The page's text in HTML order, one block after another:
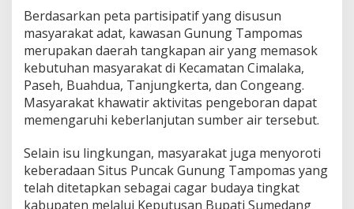
g
T
m
p
o
m
a
s
Berdasarkan peta partisipatif yang disusun
masyarakat adat, kawasan Gunung Tampomas
merupakan daerah tangkapan air yang memasok
kebutuhan masyarakat di Kecamatan Cimalaka,
Paseh, Buahdua, Tanjungkerta, dan Congeang.
Masyarakat khawatir aktivitas pengeboran dapat
memengaruhi keberlanjutan sumber air tersebut.
Selain isu lingkungan, masyarakat juga menyoroti
keberadaan Situs Puncak Gunung Tampomas yang
telah ditetapkan sebagai cagar budaya tingkat
kabupaten melalui Keputusan Bupati Sumedang